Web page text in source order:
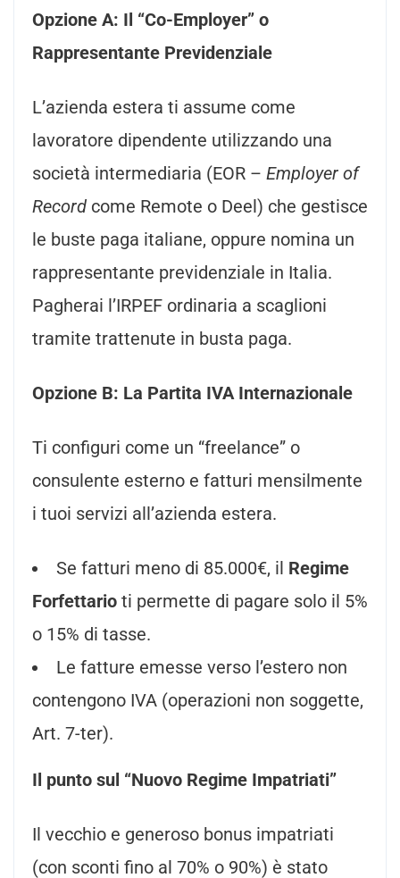
Opzione A: Il “Co-Employer” o
Rappresentante Previdenziale
L’azienda estera ti assume come
lavoratore dipendente utilizzando una
società intermediaria (EOR – Employer of
Record come Remote o Deel) che gestisce
le buste paga italiane, oppure nomina un
rappresentante previdenziale in Italia.
Pagherai l’IRPEF ordinaria a scaglioni
tramite trattenute in busta paga.
Opzione B: La Partita IVA Internazionale
Ti configuri come un “freelance” o
consulente esterno e fatturi mensilmente
i tuoi servizi all’azienda estera.
Se fatturi meno di 85.000€, il Regime
Forfettario ti permette di pagare solo il 5%
o 15% di tasse.
Le fatture emesse verso l’estero non
contengono IVA (operazioni non soggette,
Art. 7-ter).
Il punto sul “Nuovo Regime Impatriati”
Il vecchio e generoso bonus impatriati
(con sconti fino al 70% o 90%) è stato